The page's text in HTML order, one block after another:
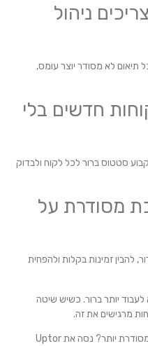
ניהול
תיאום לא מסודר יוצר עומס,
חדשים בלי
סטטוס ברור לכל לקוח ולבדוק
מסודרת על
להבין זמינות בקלות ולהפחית
יותר ברור. כשיש שיטה
מרגישים את זה.
רוצה לנהל תורים ליועצים פרטיים בצורה מסודרת יותר? נסה את Uptor